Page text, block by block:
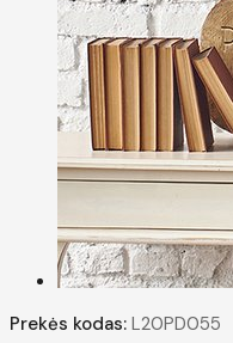
Prekės kodas: L20PD055